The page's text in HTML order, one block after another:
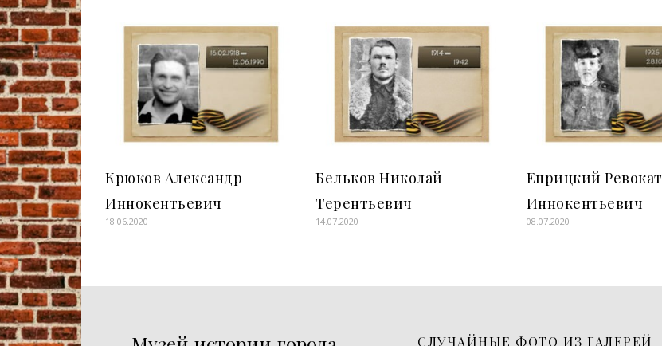
Крюков Александр
Иннокентьевич
18.06.2020
Бельков Николай
Терентьевич
14.07.2020
Еприцкий Ревокат
Иннокентьевич
08.07.2020
СЛУЧАЙНЫЕ ФОТО ИЗ ГАЛЕРЕЙ